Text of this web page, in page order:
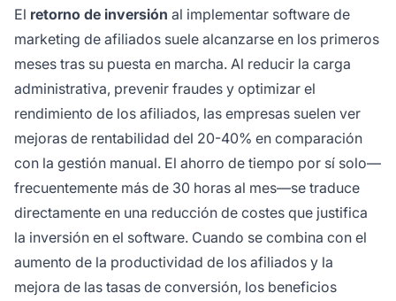
El retorno de inversión al implementar software de
marketing de afiliados suele alcanzarse en los primeros
meses tras su puesta en marcha. Al reducir la carga
administrativa, prevenir fraudes y optimizar el
rendimiento de los afiliados, las empresas suelen ver
mejoras de rentabilidad del 20-40% en comparación
con la gestión manual. El ahorro de tiempo por sí solo—
frecuentemente más de 30 horas al mes—se traduce
directamente en una reducción de costes que justifica
la inversión en el software. Cuando se combina con el
aumento de la productividad de los afiliados y la
mejora de las tasas de conversión, los beneficios